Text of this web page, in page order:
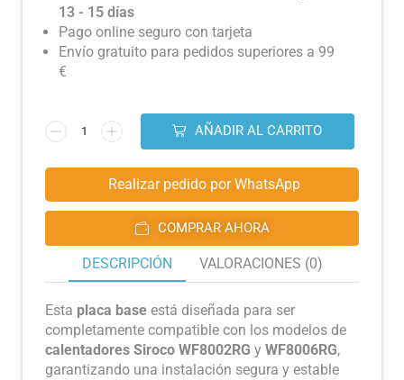
13 - 15 días
Pago online seguro con tarjeta
Envío gratuito para pedidos superiores a 99
€
AÑADIR AL CARRITO
Realizar pedido por WhatsApp
COMPRAR AHORA
DESCRIPCIÓN VALORACIONES (0)
Esta placa base está diseñada para ser
completamente compatible con los modelos de
calentadores Siroco WF8002RG y WF8006RG,
garantizando una instalación segura y estable